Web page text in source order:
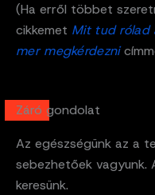
(Ha erről többet
cikkemet Mit tud rólad
mer megkérdezni
Záró gondolat
Az egészségünk az a
sebezhetőek vagyunk.
keresünk.